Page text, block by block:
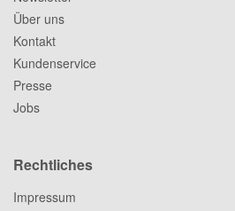
Über uns
Kontakt
Kundenservice
Presse
Jobs
Rechtliches
Impressum